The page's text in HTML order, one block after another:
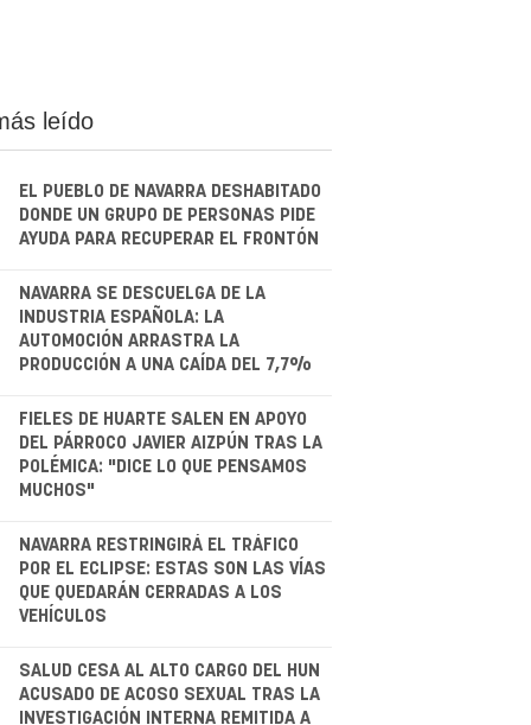
leído
EL PUEBLO DE NAVARRA DESHABITADO
DONDE UN GRUPO DE PERSONAS PIDE
AYUDA PARA RECUPERAR EL FRONTÓN
NAVARRA SE DESCUELGA DE LA
INDUSTRIA ESPAÑOLA: LA
AUTOMOCIÓN ARRASTRA LA
PRODUCCIÓN A UNA CAÍDA DEL 7,7%
FIELES DE HUARTE SALEN EN APOYO
DEL PÁRROCO JAVIER AIZPÚN TRAS LA
POLÉMICA: "DICE LO QUE PENSAMOS
MUCHOS"
NAVARRA RESTRINGIRÁ EL TRÁFICO
POR EL ECLIPSE: ESTAS SON LAS VÍAS
QUE QUEDARÁN CERRADAS A LOS
VEHÍCULOS
SALUD CESA AL ALTO CARGO DEL HUN
ACUSADO DE ACOSO SEXUAL TRAS LA
INVESTIGACIÓN INTERNA REMITIDA A